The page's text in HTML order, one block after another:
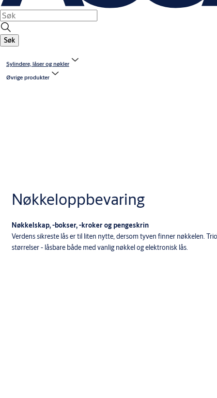
Søk
Sylindere, låser og nøkler
Øvrige produkter
Nøkkeloppbevaring
Nøkkelskap, -bokser, -kroker og pengeskrin
Verdens sikreste lås er til liten nytte, dersom tyven finner nøkkelen.
størrelser - låsbare både med vanlig nøkkel og elektronisk lås.